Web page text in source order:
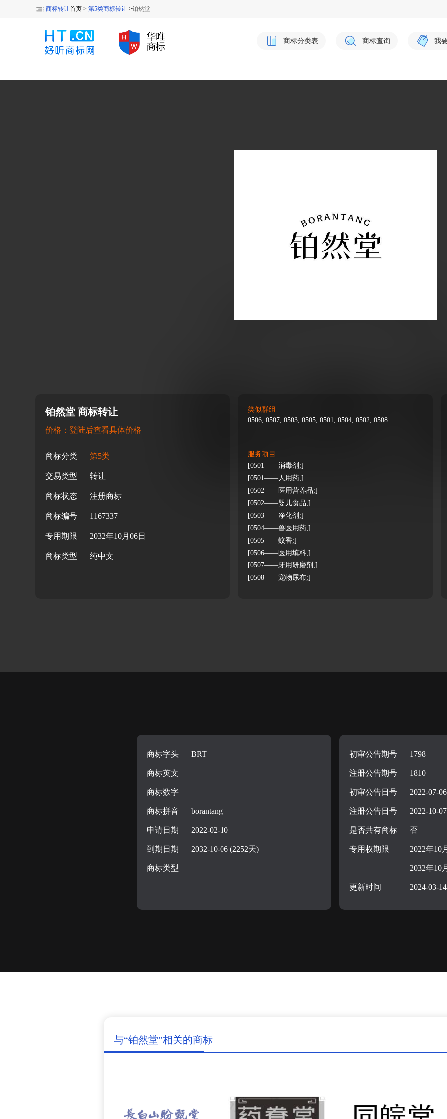
商标转让首页 > 第5类商标转让 >铂然堂
商标分类表 商标查询 我
铂然堂 商标转让
价格：登陆后查看具体价格
商标分类 第5类
交易类型 转让
商标状态 注册商标
商标编号 1167337
专用期限 2032年10月06日
商标类型 纯中文
类似群组
0506, 0507, 0503, 0505, 0501, 0504, 0502, 0508
服务项目
[0501——消毒剂;]
[0501——人用药;]
[0502——医用营养品;]
[0502——婴儿食品;]
[0503——净化剂;]
[0504——兽医用药;]
[0505——蚊香;]
[0506——医用填料;]
[0507——牙用研磨剂;]
[0508——宠物尿布;]
商标字头 BRT
商标英文
商标数字
商标拼音 borantang
申请日期 2022-02-10
到期日期 2032-10-06 (2252天)
商标类型
初审公告期号 1798
注册公告期号 1810
初审公告日号 2022-07-06
注册公告日号 2022-10-07
是否共有商标 否
专用权期限 2022年10
2032年10
更新时间 2024-03-14
与“铂然堂”相关的商标